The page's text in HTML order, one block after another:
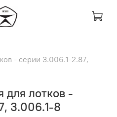
- серии 3.006.1-2.87,
для лотков -
3.006.1-8